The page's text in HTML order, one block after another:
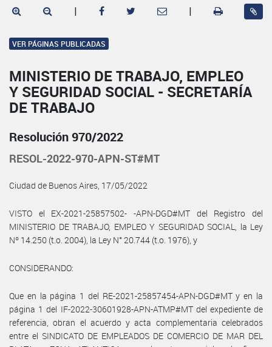
| |
VER PÁGINAS PUBLICADAS
MINISTERIO DE TRABAJO, EMPLEO
Y SEGURIDAD SOCIAL - SECRETARÍA
DE TRABAJO
Resolución 970/2022
RESOL-2022-970-APN-ST#MT
Ciudad de Buenos Aires, 17/05/2022
VISTO el EX-2021-25857502- -APN-DGD#MT del Registro del
MINISTERIO DE TRABAJO, EMPLEO Y SEGURIDAD SOCIAL, la Ley
Nº 14.250 (t.o. 2004), la Ley N° 20.744 (t.o. 1976), y
CONSIDERANDO:
Que en la página 1 del RE-2021-25857454-APN-DGD#MT y en la
página 1 del IF-2022-30601928-APN-ATMP#MT del expediente de
referencia, obran el acuerdo y acta complementaria celebrados
entre el SINDICATO DE EMPLEADOS DE COMERCIO DE MAR DEL